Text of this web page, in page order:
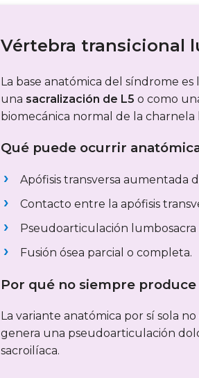
Vértebra transicional
La base anatómica del síndrome es
una sacralización de L5 o como
biomecánica normal de la charnela
Qué puede ocurrir
Apófisis transversa aumentada
Contacto entre la apófisis
Pseudoarticulación
Fusión ósea parcial o completa.
Por qué no siempre
La variante anatómica por sí sola
genera una pseudoarticulación
sacroilíaca.